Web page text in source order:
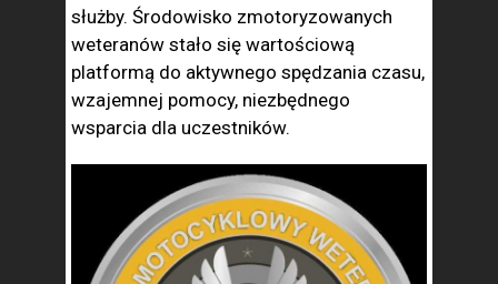
służby. Środowisko zmotoryzowanych
weteranów stało się wartościową
platformą do aktywnego spędzania czasu,
wzajemnej pomocy, niezbędnego
wsparcia dla uczestników.